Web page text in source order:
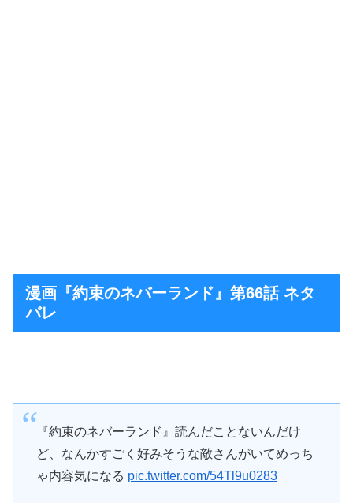
漫画『約束のネバーランド』第66話 ネタ
バレ
『約束のネバーランド』読んだことないんだけ
ど、なんかすごく好みそうな敵さんがいてめっち
ゃ内容気になる pic.twitter.com/54Tl9u0283